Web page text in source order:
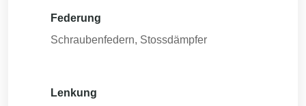
Federung
Schraubenfedern, Stossdämpfer
Lenkung